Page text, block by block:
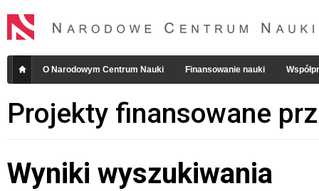
O Narodowym Centrum Nauki Finansowanie nauki
Projekty finansowane
Wyniki wyszukiwania